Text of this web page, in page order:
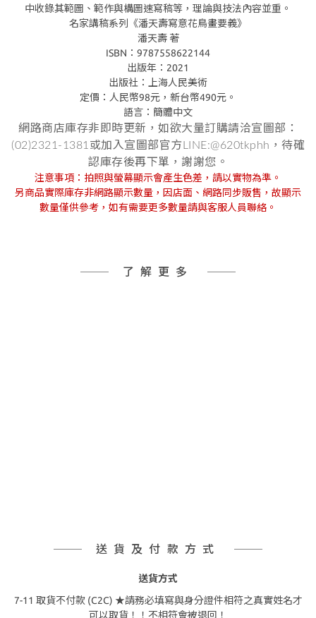
中收錄其範圖、範作與構圖速寫稿等，理論與技法內容並重。
名家講稿系列《潘天壽寫意花鳥畫要義》
潘天壽 著
ISBN：9787558622144
出版年：2021
出版社：上海人民美術
定價：人民幣98元，新台幣490元。
語言：簡體中文
網路商店庫存非即時更新，如欲大量訂購請洽宣圖部：
(02)2321-1381或加入宣圖部官方LINE:@620tkphh，待確
認庫存後再下單，謝謝您。
注意事項：拍照與螢幕顯示會產生色差，請以實物為準。
另商品實際庫存非網路顯示數量，因店面、網路同步販售，故顯示
數量僅供參考，如有需要更多數量請與客服人員聯絡。
了解更多
送貨及付款方式
送貨方式
7-11 取貨不付款 (C2C) ★請務必填寫與身分證件相符之真實姓名才
可以取貨！！不相符會被退回！